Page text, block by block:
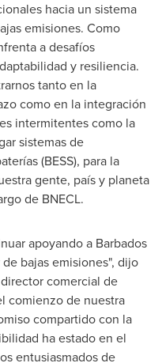
hacia un sistema
emisiones. Como
a desafíos
y resiliencia.
tanto en la
como en la integración
intermitentes como la
sistemas de
(BESS), para la
gente, país y planeta
de BNECL.
apoyando a Barbados
bajas emisiones", dijo
comercial de
comienzo de nuestra
compartido con la
ha estado en el
entusiasmados de